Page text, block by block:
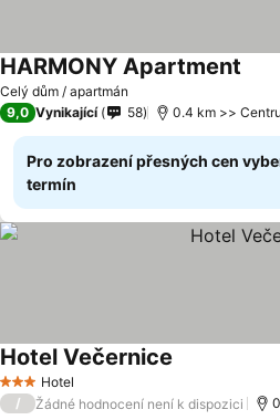
Celý dům / apartmán
HARMONY Apartment
9,0 Vynikající 58 0.4 km >>
Pro zobrazení přesných cen
termín
3 Počet hvězdiček
Hotel
Hotel Večernice
/ Žádné hodnocení není k dispozici